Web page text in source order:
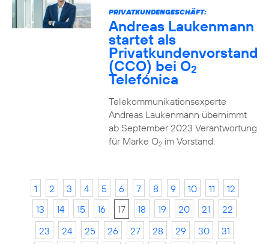
PRIVATKUNDENGESCHÄFT:
Andreas Laukenmann
startet als
Privatkundenvorstand
(CCO) bei O2
Telefónica
Telekommunikationsexperte
Andreas Laukenmann übernimmt
ab September 2023 Verantwortung
für Marke O2im Vorstand.
1 2 3 4 5 6 7 8 9 10 11
12
13
14 15 16 17 18 19 20 21
22
23
24 25 26 27 28 29 30
31